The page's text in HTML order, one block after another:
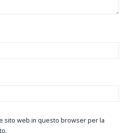
sito web in questo browser per la